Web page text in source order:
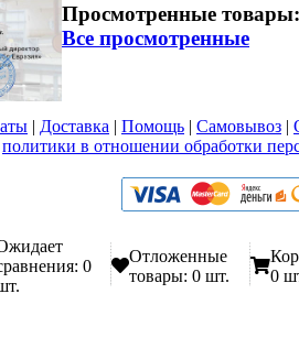
Просмотренные товары:
Все просмотренные
| Доставка | Помощь | Самовывоз |
политики в отношении обработки
0
Отложенные
товары: 0 шт.
0